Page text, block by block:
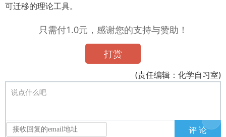
可迁移的理论工具。
只需付1.0元，感谢您的支持与赞助！
打赏
(责任编辑：化学自习室)
说点什么吧